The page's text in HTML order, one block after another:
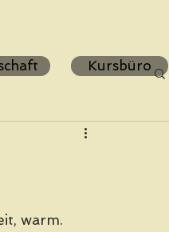
warm.
Kursbüro